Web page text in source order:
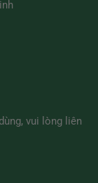
vui lòng liên